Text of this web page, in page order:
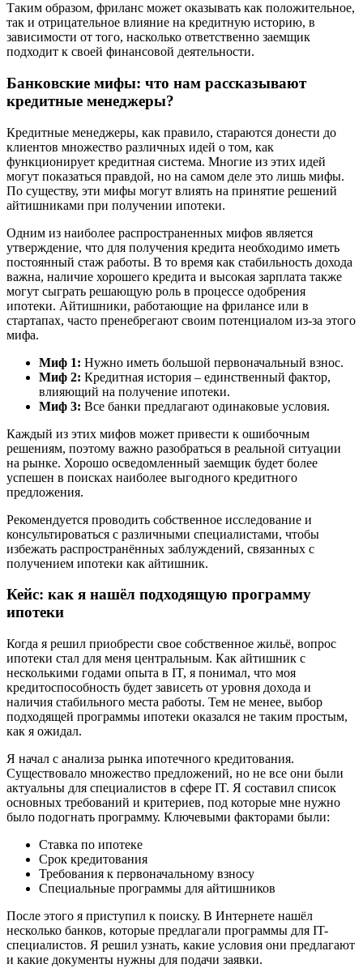
Таким образом, фриланс может оказывать как положительное,
так и отрицательное влияние на кредитную историю, в
зависимости от того, насколько ответственно заемщик
подходит к своей финансовой деятельности.
Банковские мифы: что нам рассказывают
кредитные менеджеры?
Кредитные менеджеры, как правило, стараются донести до
клиентов множество различных идей о том, как
функционирует кредитная система. Многие из этих идей
могут показаться правдой, но на самом деле это лишь мифы.
По существу, эти мифы могут влиять на принятие решений
айтишниками при получении ипотеки.
Одним из наиболее распространенных мифов является
утверждение, что для получения кредита необходимо иметь
постоянный стаж работы. В то время как стабильность дохода
важна, наличие хорошего кредита и высокая зарплата также
могут сыграть решающую роль в процессе одобрения
ипотеки. Айтишники, работающие на фрилансе или в
стартапах, часто пренебрегают своим потенциалом из-за этого
мифа.
Миф 1: Нужно иметь большой первоначальный взнос.
Миф 2: Кредитная история – единственный фактор,
влияющий на получение ипотеки.
Миф 3: Все банки предлагают одинаковые условия.
Каждый из этих мифов может привести к ошибочным
решениям, поэтому важно разобраться в реальной ситуации
на рынке. Хорошо осведомленный заемщик будет более
успешен в поисках наиболее выгодного кредитного
предложения.
Рекомендуется проводить собственное исследование и
консультироваться с различными специалистами, чтобы
избежать распространённых заблуждений, связанных с
получением ипотеки как айтишник.
Кейс: как я нашёл подходящую программу
ипотеки
Когда я решил приобрести свое собственное жильё, вопрос
ипотеки стал для меня центральным. Как айтишник с
несколькими годами опыта в IT, я понимал, что моя
кредитоспособность будет зависеть от уровня дохода и
наличия стабильного места работы. Тем не менее, выбор
подходящей программы ипотеки оказался не таким простым,
как я ожидал.
Я начал с анализа рынка ипотечного кредитования.
Существовало множество предложений, но не все они были
актуальны для специалистов в сфере IT. Я составил список
основных требований и критериев, под которые мне нужно
было подогнать программу. Ключевыми факторами были:
Ставка по ипотеке
Срок кредитования
Требования к первоначальному взносу
Специальные программы для айтишников
После этого я приступил к поиску. В Интернете нашёл
несколько банков, которые предлагали программы для IT-
специалистов. Я решил узнать, какие условия они предлагают
и какие документы нужны для подачи заявки.